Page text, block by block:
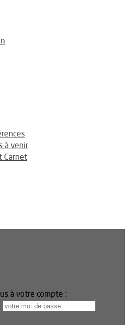
à venir
Carnet
à votre compte :